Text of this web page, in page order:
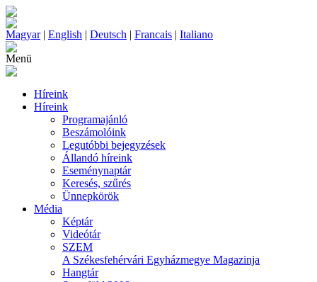
Magyar| English | Deutsch | Francais | Italiano
Menü
Híreink
Híreink
Programajánló
Beszámolóink
Legutóbbi bejegyzések
Állandó híreink
Eseménynaptár
Keresés, szűrés
Ünnepkörök
Média
Képtár
Videótár
SZEM
A Székesfehérvári Egyházmegye Magazinja
Hangtár